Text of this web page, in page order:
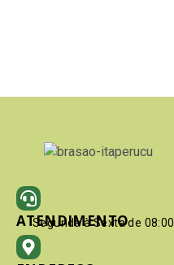
ATENDIMENTO
Segunda à Sexta de